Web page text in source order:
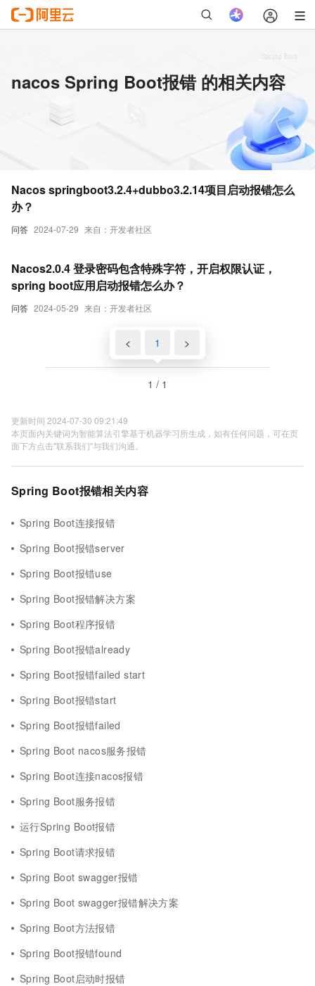
nacos Spring Boot报错 的相关内容
问答 2024-07-29 来自：开发者社区
Nacos springboot3.2.4+dubbo3.2.14项目启动报错怎么
办？
问答 2024-05-29 来自：开发者社区
Nacos2.0.4 登录密码包含特殊字符，开启权限认证，
spring boot应用启动报错怎么办？
< 1 >
1 / 1
更新时间 2024-07-30 09:21:49
本页面内关键词为智能算法引擎基于机器学习所生成，如有任何问题，可在页
面下方点击"联系我们"与我们沟通。
Spring Boot报错相关内容
Spring Boot连接报错
Spring Boot报错server
Spring Boot报错use
Spring Boot报错解决方案
Spring Boot程序报错
Spring Boot报错already
Spring Boot报错failed start
Spring Boot报错start
Spring Boot报错failed
Spring Boot nacos服务报错
Spring Boot连接nacos报错
Spring Boot服务报错
运行Spring Boot报错
Spring Boot请求报错
Spring Boot swagger报错
Spring Boot swagger报错解决方案
Spring Boot方法报错
Spring Boot报错found
Spring Boot启动时报错